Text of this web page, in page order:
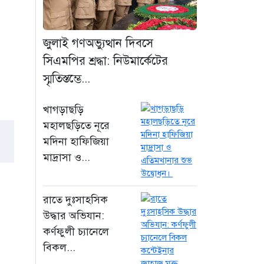
জ্বালানি তেলের দাম
১ দিন আগে
নারায়ণগঞ্জ তোলারাম
“বায়ুদূষণে শীর্ষে
কিনশাসা, ঢাকার বাতাস
এখন স্বস্তিদায়ক”
১ দিন আগে
“জনগণের জন্য গণতন্ত্র
চিরস্থায়ী করার প্রত্যয়
ভারপ্রাপ্ত রাষ্ট্রপতির”
১ দিন আগে
জুলাই গণঅভ্যুত্থান দিবসে
সিএমপির শ্রদ্ধা: নিউমার্কেটের
স্মৃতিস্তম্ভে...
খাগড়াছড়ি
মহালছড়িতে নূরে
মদিনা হাফিজিয়া
মাদ্রাসা ও...
রাতে দুঃসাহসিক
উদ্ধার অভিযান:
কর্ণফুলী চ্যানেলে
বিকল...